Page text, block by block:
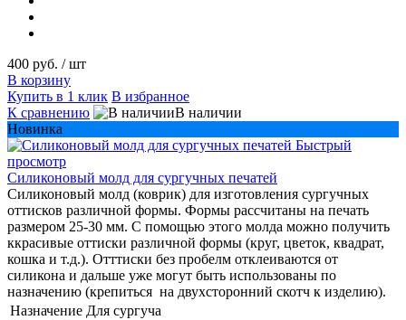
400 руб. / шт
В корзину
Купить в 1 клик В избранное
К сравнению
В наличии
Новинка
Быстрый
просмотр
Силиконовый молд для сургучных печатей
Силиконовый молд (коврик) для изготовления сургучных
оттисков различной формы. Формы рассчитаны на печать
размером 25-30 мм. С помощью этого молда можно получить
ккрасивые оттиски различной формы (круг, цветок, квадрат,
кошка и т.д.). Отттиски без пробелм отклеиваются от
силикона и дальше уже могут быть использованы по
назначению (крепиться на двухсторонний скотч к изделию).
Назначение Для сургуча